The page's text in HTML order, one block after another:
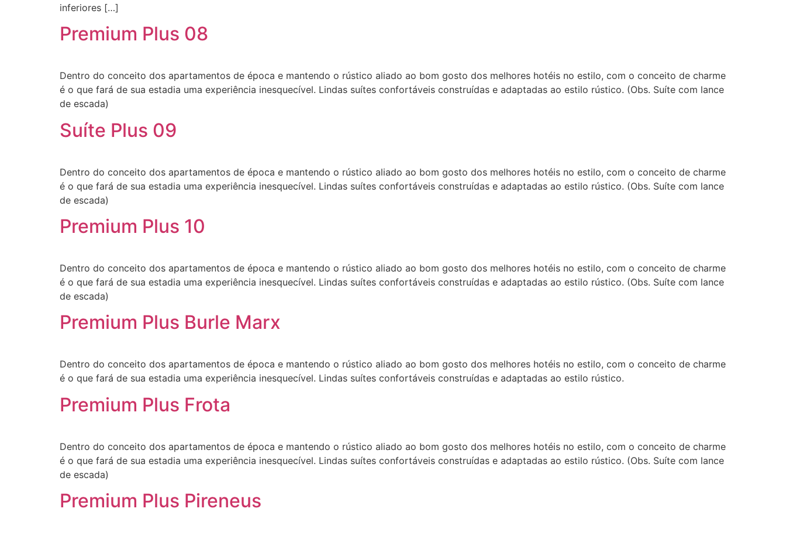
inferiores […]
Premium Plus 08
Dentro do conceito dos apartamentos de época e mantendo o rústico aliado ao bom gosto dos melhores hotéis no estilo, com o conceito de charme
é o que fará de sua estadia uma experiência inesquecível. Lindas suítes confortáveis construídas e adaptadas ao estilo rústico. (Obs. Suíte com lance
de escada)
Suíte Plus 09
Dentro do conceito dos apartamentos de época e mantendo o rústico aliado ao bom gosto dos melhores hotéis no estilo, com o conceito de charme
é o que fará de sua estadia uma experiência inesquecível. Lindas suítes confortáveis construídas e adaptadas ao estilo rústico. (Obs. Suíte com lance
de escada)
Premium Plus 10
Dentro do conceito dos apartamentos de época e mantendo o rústico aliado ao bom gosto dos melhores hotéis no estilo, com o conceito de charme
é o que fará de sua estadia uma experiência inesquecível. Lindas suítes confortáveis construídas e adaptadas ao estilo rústico. (Obs. Suíte com lance
de escada)
Premium Plus Burle Marx
Dentro do conceito dos apartamentos de época e mantendo o rústico aliado ao bom gosto dos melhores hotéis no estilo, com o conceito de charme
é o que fará de sua estadia uma experiência inesquecível. Lindas suítes confortáveis construídas e adaptadas ao estilo rústico.
Premium Plus Frota
Dentro do conceito dos apartamentos de época e mantendo o rústico aliado ao bom gosto dos melhores hotéis no estilo, com o conceito de charme
é o que fará de sua estadia uma experiência inesquecível. Lindas suítes confortáveis construídas e adaptadas ao estilo rústico. (Obs. Suíte com lance
de escada)
Premium Plus Pireneus